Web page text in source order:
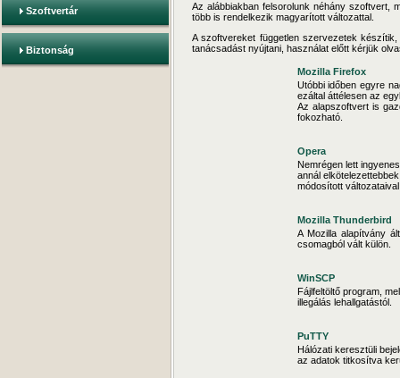
Szoftvertár
Biztonság
Az alábbiakban felsorolunk néhány szoftvert,
több is rendelkezik magyarított változattal.
A szoftvereket független szervezetek
tanácsadást nyújtani, használat előtt kérjük
Mozilla Firefox
Utóbbi időben egyre
ezáltal áttélesen az
Az alapszoftvert is
fokozható.
Opera
Nemrégen lett
annál
módosított
Mozilla Thunderbird
A Mozilla alapítvány
csomagból vált külön.
WinSCP
Fájlfeltöltő program,
illegálás lehallgatástól.
PuTTY
Hálózati keresztüli
az adatok titkosítva